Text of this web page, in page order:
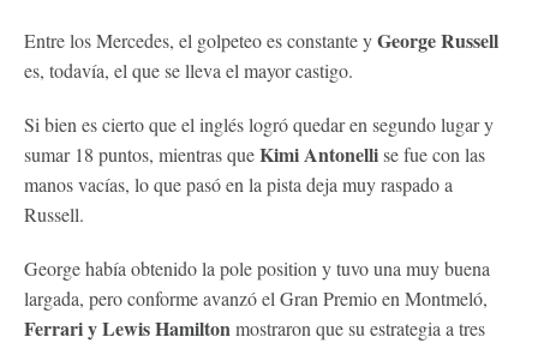
Entre los Mercedes, el golpeteo es constante yGeorge Russell
es, todavía, el que se lleva el mayor castigo.
Si bien es cierto que el inglés logró quedar en segundo lugar y
sumar 18 puntos, mientras queKimi Antonellise fue con las
manos vacías, lo que pasó en la pista deja muy raspado a
Russell.
George había obtenido la pole position y tuvo una muy buena
largada, pero conforme avanzó el Gran Premio en Montmeló,
Ferrari y Lewis Hamiltonmostraron que su estrategia a tres